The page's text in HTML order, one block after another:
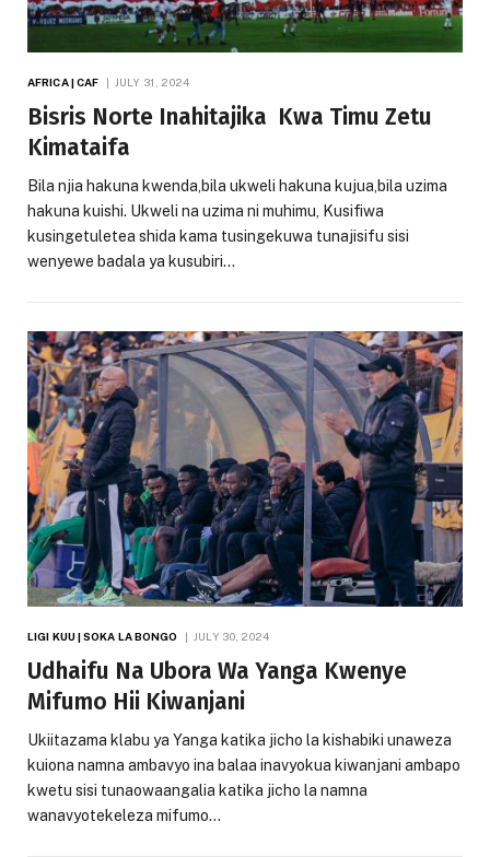
AFRICA | CAF JULY 31, 2024
Bisris Norte Inahitajika Kwa Timu Zetu
Kimataifa
Bila njia hakuna kwenda,bila ukweli hakuna kujua,bila uzima
hakuna kuishi. Ukweli na uzima ni muhimu, Kusifiwa
kusingetuletea shida kama tusingekuwa tunajisifu sisi
wenyewe badala ya kusubiri…
LIGI KUU | SOKA LA BONGO JULY 30, 2024
Udhaifu Na Ubora Wa Yanga Kwenye
Mifumo Hii Kiwanjani
Ukiitazama klabu ya Yanga katika jicho la kishabiki unaweza
kuiona namna ambavyo ina balaa inavyokua kiwanjani ambapo
kwetu sisi tunaowaangalia katika jicho la namna
wanavyotekeleza mifumo…